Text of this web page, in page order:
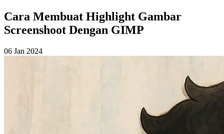
Cara Membuat Highlight Gambar
Screenshoot Dengan GIMP
06 Jan 2024